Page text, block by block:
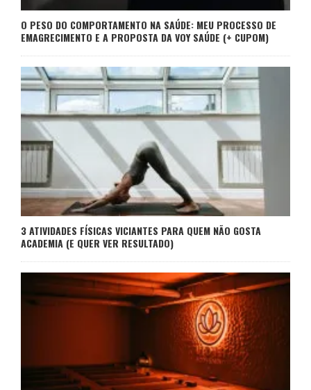
O PESO DO COMPORTAMENTO NA SAÚDE: MEU PROCESSO DE
EMAGRECIMENTO E A PROPOSTA DA VOY SAÚDE (+ CUPOM)
3 ATIVIDADES FÍSICAS VICIANTES PARA QUEM NÃO GOSTA
ACADEMIA (E QUER VER RESULTADO)